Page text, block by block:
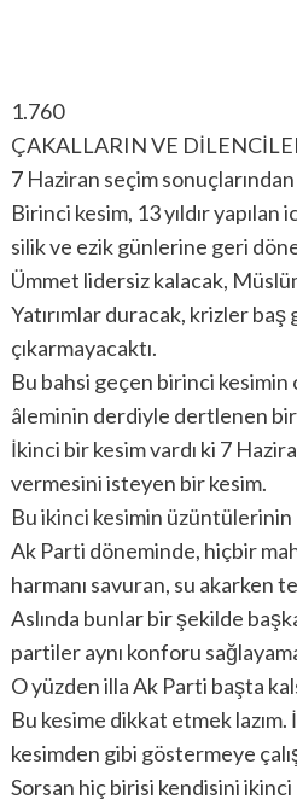
1.760
ÇAKALLARIN VE
7 Haziran seçim
Birinci kesim, 13 yıldır
silik ve ezik günlerine geri
Ümmet lidersiz kalacak,
Yatırımlar duracak, krizler
çıkarmayacaktı.
Bu bahsi geçen birinci kesimin
âleminin derdiyle dertlenen bir
İkinci bir kesim vardı ki 7
vermesini isteyen bir kesim.
Bu ikinci kesimin
Ak Parti döneminde, hiçbir
harmanı savuran, su akarken
Aslında bunlar bir şekilde
partiler aynı konforu
O yüzden illa Ak Parti başta
Bu kesime dikkat etmek
kesimden gibi göstermeye
Sorsan hiç birisi kendisini ikinci